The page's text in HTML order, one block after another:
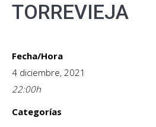
TORREVIEJA
Fecha/Hora
4 diciembre, 2021
22:00h
Categorías